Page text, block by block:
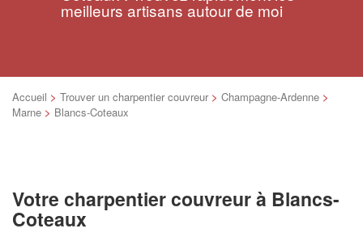
meilleurs artisans autour de moi
Accueil > Trouver un charpentier couvreur > Champagne-Ardenne >
Marne > Blancs-Coteaux
Votre charpentier couvreur à Blancs-
Coteaux